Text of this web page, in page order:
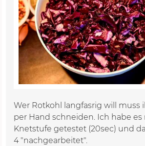
Wer Rotkohl langfasrig will muss
per Hand schneiden. Ich habe
Knetstufe getestet (20sec) und
4 "nachgearbeitet".